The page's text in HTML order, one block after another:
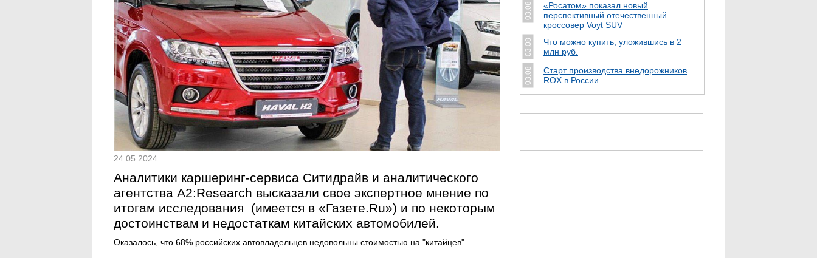
24.05.2024
Аналитики каршеринг-сервиса Ситидрайв и аналитического
агентства A2:Research высказали свое экспертное мнение по
итогам исследования (имеется в «Газете.Ru») и по некоторым
достоинствам и недостаткам китайских автомобилей.
Оказалось, что 68% российских автовладельцев недовольны стоимостью на "китайцев".
03.08
«Росатом» показал новый
перспективный отечественный
кроссовер Voyt SUV
03.08
Что можно купить, уложившись в 2
млн руб.
03.08
Cтарт производства внедорожников
ROX в России